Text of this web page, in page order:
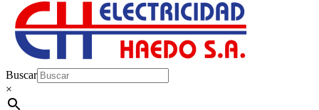
Buscar
×